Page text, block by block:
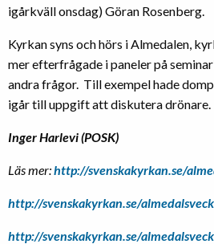
igårkväll onsdag) Göran Rosenberg.
Kyrkan syns och hörs i Almedalen,
mer efterfrågade i paneler på
andra frågor. Till exempel hade
igår till uppgift att diskutera drönare.
Inger Harlevi (POSK)
Läs mer:http://svenskakyrkan.se/
http://svenskakyrkan.se/
http://svenskakyrkan.se/